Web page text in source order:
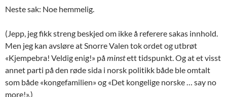
Neste sak: Noe hemmelig.
(Jepp, jeg fikk streng beskjed om ikke å referere sakas innhold.
Men jeg kan avsløre at Snorre Valen tok ordet og utbrøt
«Kjempebra! Veldig enig!» påminstett tidspunkt. Og at et visst
annet parti på den røde sida i norsk politikk både ble omtalt
som både «kongefamilien» og «Det kongelige norske … say no
more!».)